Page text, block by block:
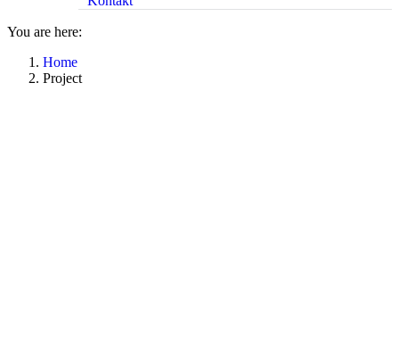
You are here:
Home
Project